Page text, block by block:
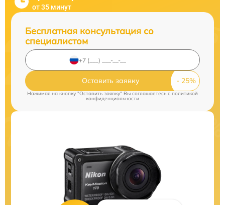
от 35 минут
Бесплатная консультация со
специалистом
Оставить заявку
Нажимая на кнопку "Оставить заявку" Вы соглашаетесь cполитикой
конфиденциальности